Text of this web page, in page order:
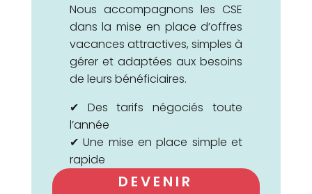
Nous accompagnons les CSE
dans la mise en place d’offres
vacances attractives, simples à
gérer et adaptées aux besoins
de leurs bénéficiaires.
✔ Des tarifs négociés toute
l’année
✔ Une mise en place simple et
rapide
✔ Un interlocuteur dédié
DEVENIR